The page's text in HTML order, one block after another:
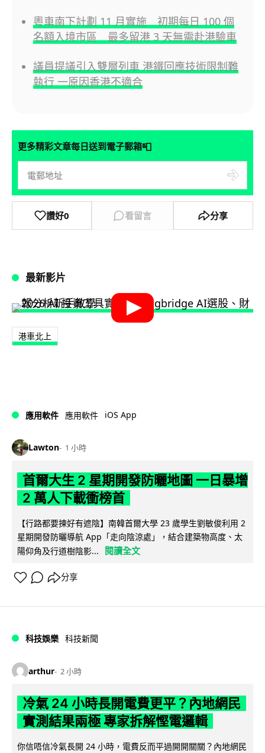
粵車南下計劃 11 月實施 初期每日 100 個
名額入境市區 最多留港 3 天無需赴港驗車
議員提議引入雙層列車 港鐵回應技術限制難
執行 一原因香港不適合
更多精彩文章每日送到電子郵箱📮
讚好0 看留言 分享
最新影片
港車北上
應用軟件 應用軟件 iOS App
Lawton 1 小時
首爾大生 2 星期開發防曬地圖 一日暴增
2 萬人下載衝榜首
【行路都要揀好有遮陰】南韓首爾大學 23 歲學生劉敏俊利用 2
星期開發防曬導航 App「走向陰涼處」，結合建築物高度、太
陽仰角及行道樹陰影...
閱讀全文
分享
科技娛樂 科技新聞
arthur 2 小時
冷氣 24 小時長開電費更平？內地網民
實測結果兩極 專家拆解慳電邏輯
你信唔信冷氣長開 24 小時，電費反而平過開開關關？內地網民